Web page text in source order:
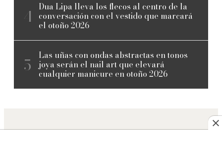
Dua Lipa lleva los flecos al centro de la
conversación con el vestido que marcará
el otoño 2026
Las uñas con ondas abstractas en tonos
joya serán el nail art que elevará
cualquier manicure en otoño 2026